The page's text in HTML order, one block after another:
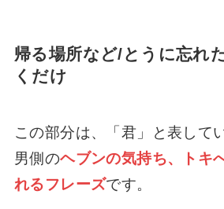
帰る場所など/とうに忘れ
くだけ
この部分は、「君」と表して
男側のヘブンの気持ち、トキ
れるフレーズです。